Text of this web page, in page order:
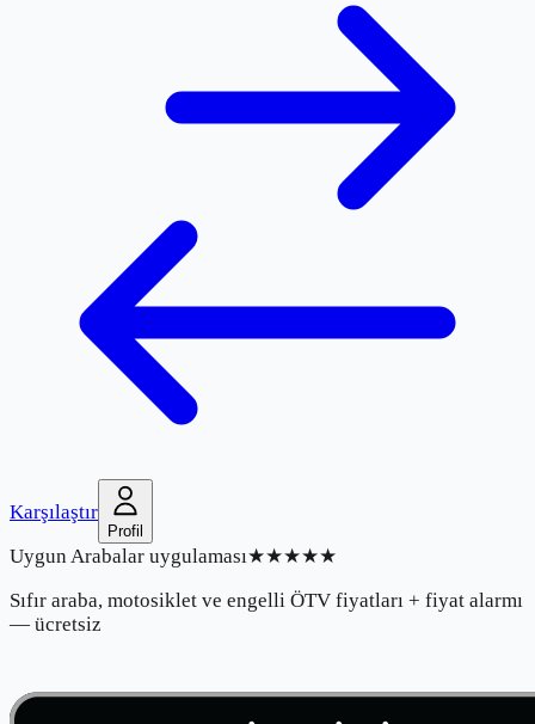
Karşılaştır
Profil
Uygun Arabalar uygulaması★★★★★
Sıfır araba, motosiklet ve engelli ÖTV fiyatları + fiyat alarmı
— ücretsiz